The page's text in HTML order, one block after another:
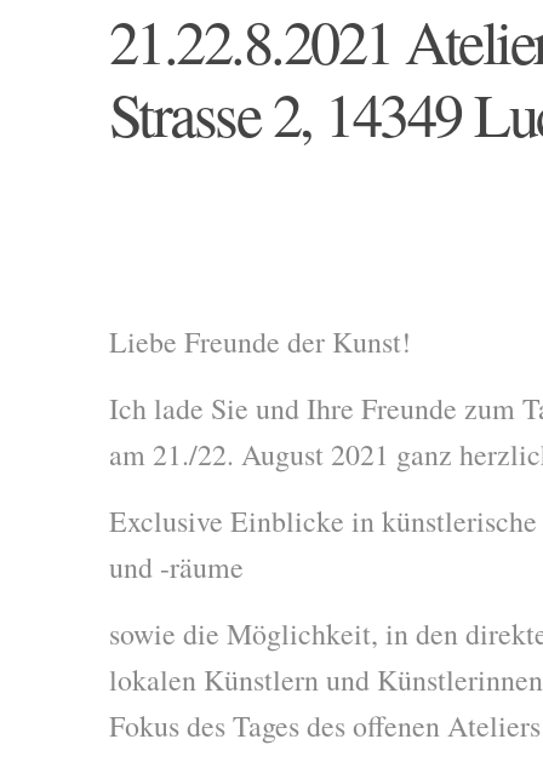
21.22.8.2021
Strasse 2, 14349
Liebe Freunde der Kunst!
Ich lade Sie und Ihre Freunde zum
am 21./22. August 2021 ganz
Exclusive Einblicke in künstlerische
und -räume
sowie die Möglichkeit, in den
lokalen Künstlern und
Fokus des Tages des offenen